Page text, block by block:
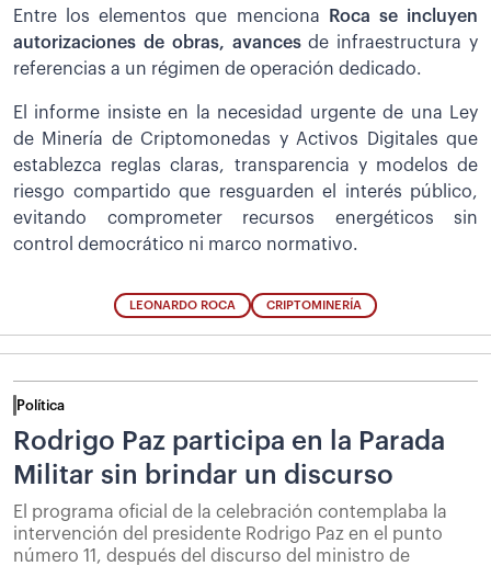
Entre los elementos que menciona
Roca se incluyen
autorizaciones de obras, avancesde infraestructura y
referencias a un régimen de operación dedicado.
El informe insiste en la necesidad urgente de una Ley
de Minería de Criptomonedas y Activos Digitales que
establezca reglas claras, transparencia y modelos de
riesgo compartido que resguarden el interés público,
evitando comprometer recursos energéticos sin
control democrático ni marco normativo.
LEONARDO ROCA CRIPTOMINERÍA
Política
Rodrigo Paz participa en la Parada
Militar sin brindar un discurso
El programa oficial de la celebración contemplaba la
intervención del presidente Rodrigo Paz en el punto
número 11, después del discurso del ministro de